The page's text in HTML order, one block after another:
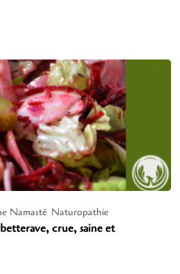
Namasté Naturopathie
crue, saine et